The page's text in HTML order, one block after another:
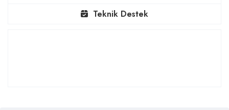
Teknik Destek